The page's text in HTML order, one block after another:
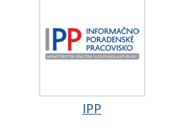
IPP